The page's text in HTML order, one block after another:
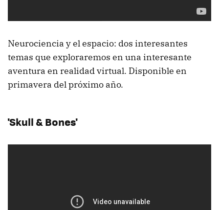
Neurociencia y el espacio: dos interesantes
temas que exploraremos en una interesante
aventura en realidad virtual. Disponible en
primavera del próximo año.
'Skull & Bones'